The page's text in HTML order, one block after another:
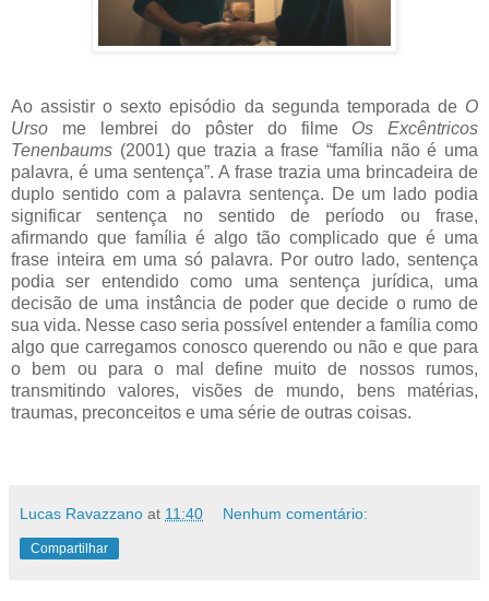
Ao assistir o sexto episódio da segunda temporada de O
Urso me lembrei do pôster do filme Os Excêntricos
Tenenbaums (2001) que trazia a frase “família não é uma
palavra, é uma sentença”. A frase trazia uma brincadeira de
duplo sentido com a palavra sentença. De um lado podia
significar sentença no sentido de período ou frase,
afirmando que família é algo tão complicado que é uma
frase inteira em uma só palavra. Por outro lado, sentença
podia ser entendido como uma sentença jurídica, uma
decisão de uma instância de poder que decide o rumo de
sua vida. Nesse caso seria possível entender a família como
algo que carregamos conosco querendo ou não e que para
o bem ou para o mal define muito de nossos rumos,
transmitindo valores, visões de mundo, bens matérias,
traumas, preconceitos e uma série de outras coisas.
Lucas Ravazzano at 11:40 Nenhum comentário:
Compartilhar